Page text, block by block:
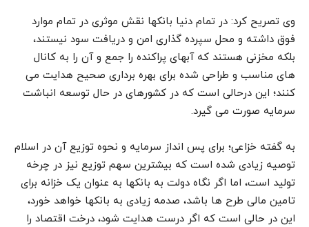
وی تصریح کرد: در تمام دنیا بانکها نقش موثری در تمام موارد
فوق داشته و محل سپرده گذاری امن و دریافت سود نیستند،
بلکه مخزنی هستند که آبهای پراکنده را جمع و آن را به کانال
های مناسب و طراحی شده برای بهره برداری صحیح هدایت می
کنند؛ این درحالی است که در کشورهای در حال توسعه انباشت
سرمایه صورت می گیرد.
به گفته خزاعی؛ برای پس انداز سرمایه و نحوه توزیع آن در اسلام
توصیه زیادی شده است که بیشترین سهم توزیع نیز در چرخه
تولید است، اما اگر نگاه دولت به بانکها به عنوان یک خزانه برای
تامین مالی طرح ها باشد، صدمه زیادی به بانکها خواهد خورد،
این در حالی است که اگر درست هدایت شود، درخت اقتصاد را